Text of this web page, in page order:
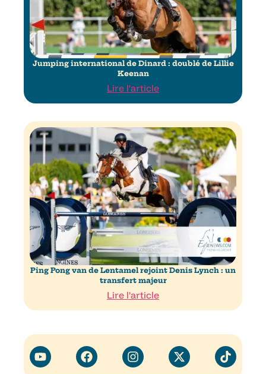
Jumping international de Dinard : doublé de Lillie
Keenan
Lire l'article
Ping Pong van de Lentamel rejoint Denis Lynch : un
transfert majeur
Lire l'article